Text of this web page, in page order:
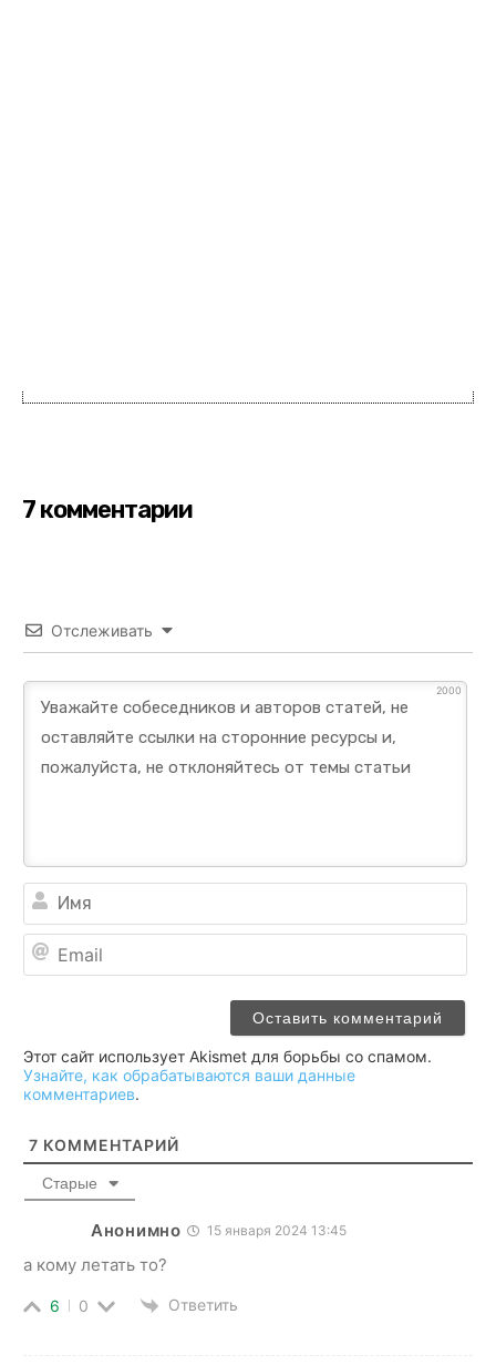
7 комментарии
Отслеживать
2000
Этот сайт использует Akismet для борьбы со спамом.
Узнайте, как обрабатываются ваши данные
комментариев.
7 КОММЕНТАРИЙ
Старые
Анонимно 15 января 2024 13:45
а кому летать то?
6 0 Ответить